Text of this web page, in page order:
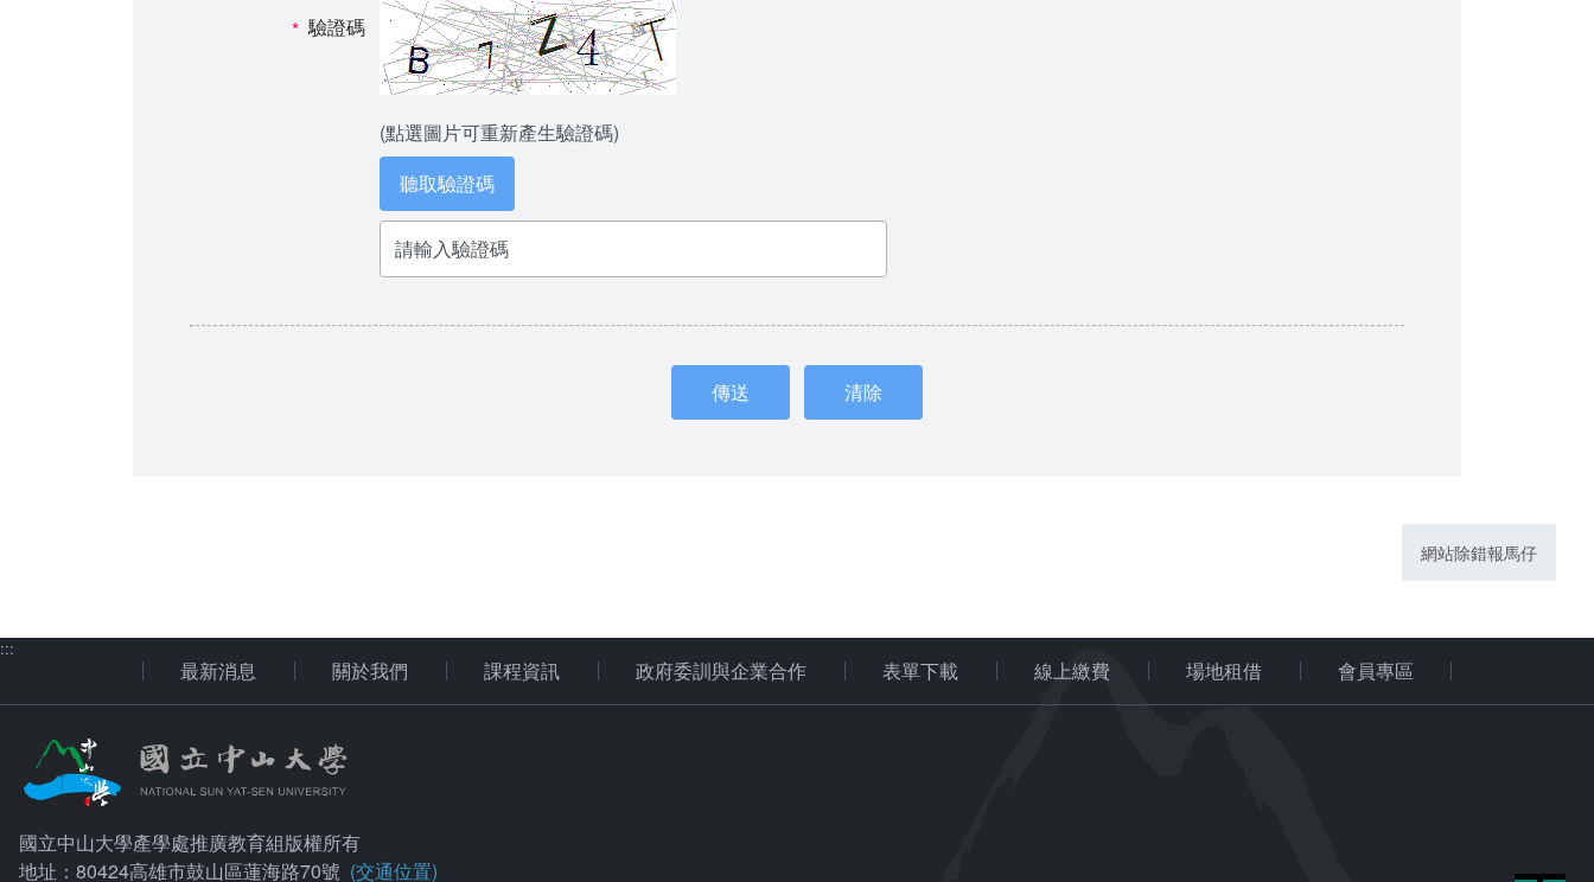
* 驗證碼
(點選圖片可重新產生驗證碼)
聽取驗證碼
網站除錯報馬仔
:::
最新消息 關於我們 課程資訊 政府委訓與企業合作 表單下載 線上繳費 場地租借 會員專區
國立中山大學產學處推廣教育組版權所有
地址：80424高雄市鼓山區蓮海路70號 (交通位置)